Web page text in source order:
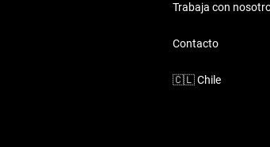
Trabaja con
Contacto
🇨🇱Chile